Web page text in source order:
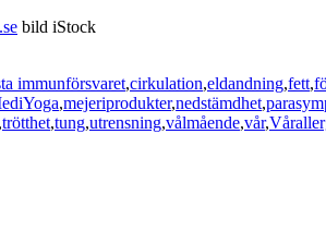
bild iStock
immunförsvaret,cirkulation,eldandning,fett,
,mejeriprodukter,nedstämdhet,
,trötthet,tung,utrensning,vålmående,vår,